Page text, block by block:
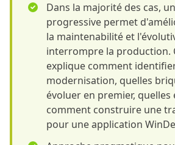
Dans la majorité des cas,
progressive permet
la maintenabilité et
interrompre la production.
explique comment
modernisation, quelles
évoluer en premier,
comment construire une
pour une application